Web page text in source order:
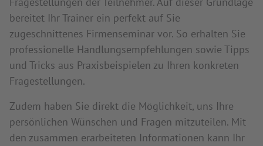
bereitet Ihr Trainer ein perfekt auf Sie
zugeschnittenes Firmenseminar vor. So erhalten Sie
professionelle Handlungsempfehlungen sowie Tipps
und Tricks aus Praxisbeispielen zu Ihren konkreten
Fragestellungen.
Zudem haben Sie direkt die Möglichkeit, uns Ihre
persönlichen Wünschen und Fragen mitzuteilen. Mit
den zusammen erarbeiteten Informationen kann Ihr